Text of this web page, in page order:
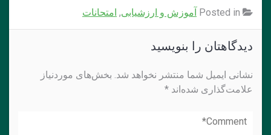
آموزش و ارزشیابی, امتحانات
دیدگاهتان را بنویسید
نشانی ایمیل شما منتشر نخواهد شد. بخش‌های موردنیاز
علامت‌گذاری شده‌اند *